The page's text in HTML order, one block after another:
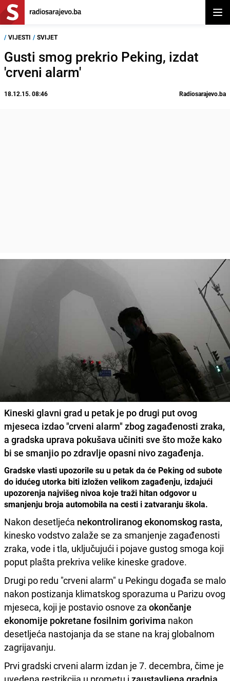
/ VIJESTI / SVIJET
Gusti smog prekrio Peking, izdat
'crveni alarm'
18.12.15. 08:46 Radiosarajevo.ba
Kineski glavni grad u petak je po drugi put ovog
mjeseca izdao"crveni alarm" zbog zagađenosti zraka,
a gradska uprava pokušava učiniti sve što može kako
bi se smanjio po zdravlje opasni nivo zagađenja.
Gradske vlasti upozorile su u petak da će Peking od subote
do idućeg utorka biti izložen velikom zagađenju, izdajući
upozorenja najvišeg nivoa koje traži hitan odgovor u
smanjenju broja automobila na cesti i zatvaranju škola.
Nakon desetljeća nekontroliranog ekonomskog rasta,
kinesko vodstvo zalaže se za smanjenje zagađenosti
zraka, vode i tla, uključujući i pojave gustog smoga koji
poput plašta prekriva velike kineske gradove.
Drugi po redu "crveni alarm" u Pekingu događa se malo
nakon postizanja klimatskog sporazuma u Parizu ovog
mjeseca, koji je postavio osnove za okončanje
ekonomije pokretane fosilnim gorivima nakon
desetljeća nastojanja da se stane na kraj globalnom
zagrijavanju.
Prvi gradski crveni alarm izdan je 7. decembra, čime je